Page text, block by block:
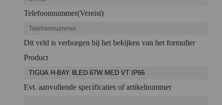
Telefoonnummer(Vereist)
Dit veld is verborgen bij het bekijken van het formulier
Product
Evt. aanvullende specificaties of artikelnummer